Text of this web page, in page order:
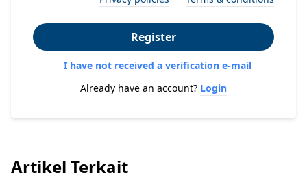
Register
I have not received a verification e-mail
Already have an account? Login
Artikel Terkait